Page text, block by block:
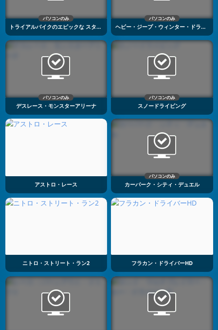
パソコンのみ
トライアルバイクのエピックな スタント
パソコンのみ
ヘビー・ジープ・ウィンター・ドライビング
パソコンのみ
デスレース・モンスターアリーナ
パソコンのみ
スノードライビング
アストロ・レース
パソコンのみ
カーパーク・シティ・デュエル
ニトロ・ストリート・ラン2 フラカン・ドライバーHD